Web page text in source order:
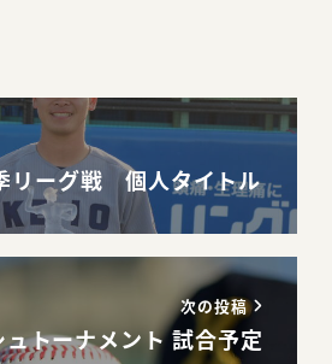
リーグ戦 個人タイトル
次の投稿
トーナメント 試合予定